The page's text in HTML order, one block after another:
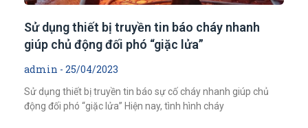
Sử dụng thiết bị truyền tin báo cháy nhanh
giúp chủ động đối phó “giặc lửa”
admin 25/04/2023
Sử dụng thiết bị truyền tin báo sự cố cháy nhanh giúp chủ
động đối phó “giặc lửa” Hiện nay, tình hình cháy